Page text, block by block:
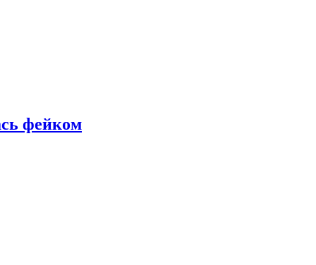
фейком